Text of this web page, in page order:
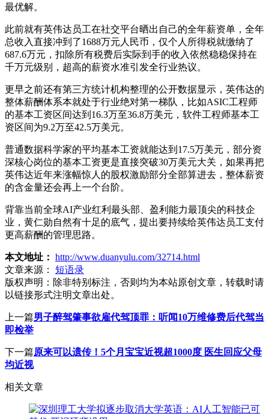
最优解。
此前就有英伟达员工在社交平台晒出自己的全年薪资单，全年
总收入直接冲到了1688万元人民币，仅个人所得税就缴纳了
687.6万元，扣除所有税费后实际到手的收入依然稳稳保持在
千万元级别，超高的薪资水准引发全行业热议。
更早之前还有第三方统计机构整理的公开数据显示，英伟达的
整体薪酬体系本就处于行业绝对第一梯队，比如ASIC工程师
的基本工资区间达到16.3万至36.8万美元，软件工程师基本工
资区间为9.2万至42.5万美元。
普通数据科学家的平均基本工资就能达到17.5万美元，部分资
深核心岗位的基本工资更是直接突破30万美元大关，如果再把
英伟达近年来涨幅惊人的股权激励部分全部算进去，整体薪资
的含金量还会再上一个台阶。
背靠当前全球AI产业红利最头部、盈利能力最顶尖的科技企
业，黄仁勋自然有十足的底气，提出要持续给英伟达员工支付
更高薪酬的管理思路。
本文地址： http://www.duanyulu.com/32714.html
文章来源：
短语录
版权声明： 除非特别标注，否则均为本站原创文章，转载时请
以链接形式注明文章出处。
上一篇男子醉驾肇事欲雇代驾顶罪：听闻10万维修费后代驾当
即检举
下一篇原来可以遗传！5个月宝宝近视超1000度 医生回应父母
均近视
相关文章